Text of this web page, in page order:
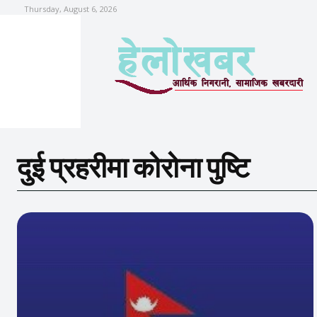
Thursday, August 6, 2026
दुई प्रहरीमा कोरोना पुष्टि